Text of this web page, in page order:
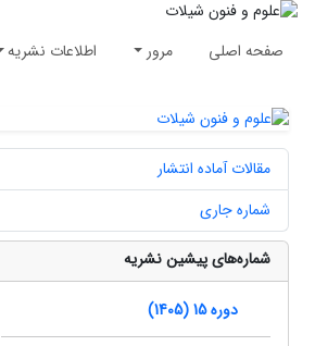
صفحه اصلی مرور اطلاعات نشریه
مقالات آماده انتشار
شماره جاری
شماره‌های پیشین نشریه
دوره 15 (1405)